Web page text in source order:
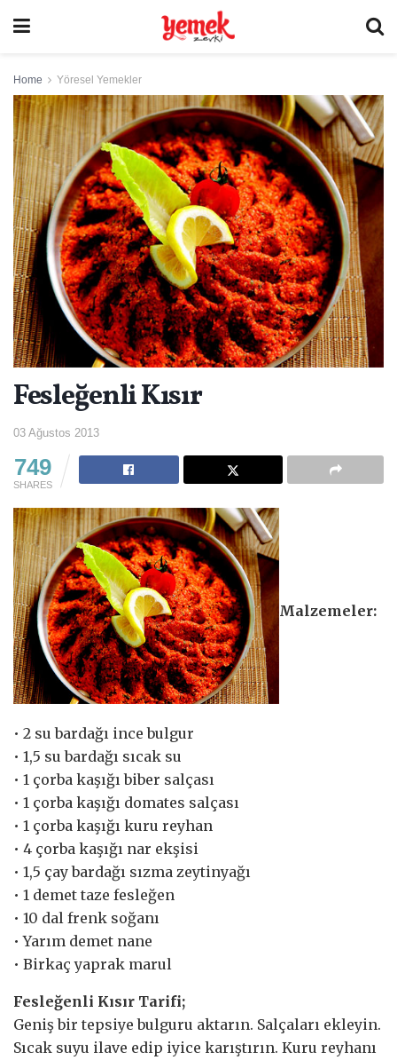
Home Yöresel Yemekler
Fesleğenli Kısır
03 Ağustos 2013
749
SHARES
Malzemeler:
• 2 su bardağı ince bulgur
• 1,5 su bardağı sıcak su
• 1 çorba kaşığı biber salçası
• 1 çorba kaşığı domates salçası
• 1 çorba kaşığı kuru reyhan
• 4 çorba kaşığı nar ekşisi
• 1,5 çay bardağı sızma zeytinyağı
• 1 demet taze fesleğen
• 10 dal frenk soğanı
• Yarım demet nane
• Birkaç yaprak marul
Fesleğenli Kısır Tarifi;
Geniş bir tepsiye bulguru aktarın. Salçaları ekleyin.
Sıcak suyu ilave edip iyice karıştırın. Kuru reyhanı